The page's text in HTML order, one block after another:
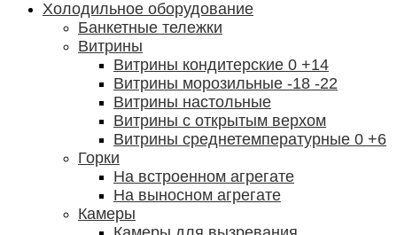
Холодильное оборудование
Банкетные тележки
Витрины
Витрины кондитерские 0 +14
Витрины морозильные -18 -22
Витрины настольные
Витрины с открытым верхом
Витрины среднетемпературные 0 +6
Горки
На встроенном агрегате
На выносном агрегате
Камеры